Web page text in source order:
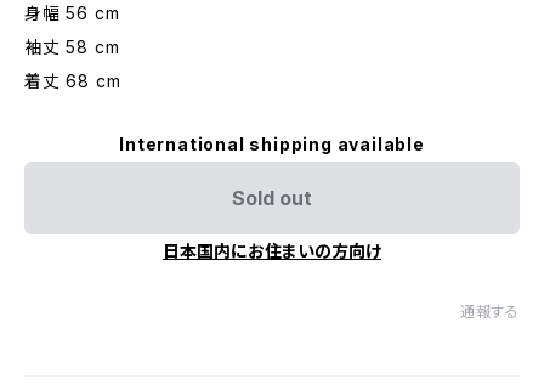
身幅 56 cm
袖丈 58 cm
着丈 68 cm
International shipping available
Sold out
日本国内にお住まいの方向け
通報する